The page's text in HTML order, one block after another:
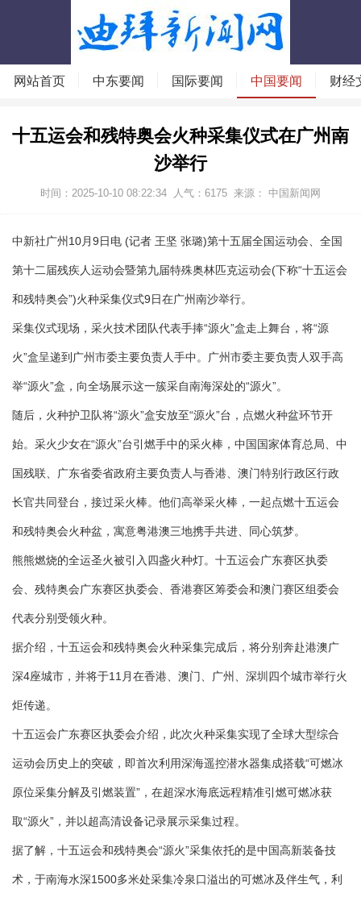
网站首页 中东要闻 国际要闻 中国要闻 财经
十五运会和残特奥会火种采集仪式在广州南
沙举行
时间：2025-10-10 08:22:34 人气： 6175 来源： 中国新闻网
中新社广州10月9日电 (记者 王坚 张璐)第十五届全国运动会、全国
第十二届残疾人运动会暨第九届特殊奥林匹克运动会(下称“十五运会
和残特奥会”)火种采集仪式9日在广州南沙举行。
采集仪式现场，采火技术团队代表手捧“源火”盒走上舞台，将“源
火”盒呈递到广州市委主要负责人手中。广州市委主要负责人双手高
举“源火”盒，向全场展示这一簇采自南海深处的“源火”。
随后，火种护卫队将“源火”盒安放至“源火”台，点燃火种盆环节开
始。采火少女在“源火”台引燃手中的采火棒，中国国家体育总局、中
国残联、广东省委省政府主要负责人与香港、澳门特别行政区行政
长官共同登台，接过采火棒。他们高举采火棒，一起点燃十五运会
和残特奥会火种盆，寓意粤港澳三地携手共进、同心筑梦。
熊熊燃烧的全运圣火被引入四盏火种灯。十五运会广东赛区执委
会、残特奥会广东赛区执委会、香港赛区筹委会和澳门赛区组委会
代表分别受领火种。
据介绍，十五运会和残特奥会火种采集完成后，将分别奔赴港澳广
深4座城市，并将于11月在香港、澳门、广州、深圳四个城市举行火
炬传递。
十五运会广东赛区执委会介绍，此次火种采集实现了全球大型综合
运动会历史上的突破，即首次利用深海遥控潜水器集成搭载“可燃冰
原位采集分解及引燃装置”，在超深水海底远程精准引燃可燃冰获
取“源火”，并以超高清设备记录展示采集过程。
据了解，十五运会和残特奥会“源火”采集依托的是中国高新装备技
术，于南海水深1500多米处采集冷泉口溢出的可燃冰及伴生气，利